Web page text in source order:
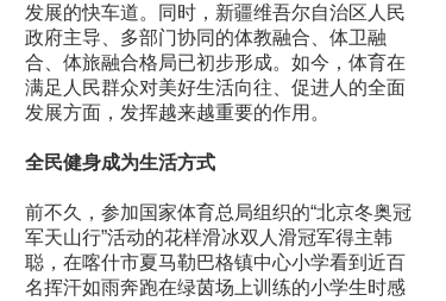
发展的快车道。同时，新疆维吾尔自治区人民
政府主导、多部门协同的体教融合、体卫融
合、体旅融合格局已初步形成。如今，体育在
满足人民群众对美好生活向往、促进人的全面
发展方面，发挥越来越重要的作用。
全民健身成为生活方式
前不久，参加国家体育总局组织的“北京冬奥冠
军天山行”活动的花样滑冰双人滑冠军得主韩
聪，在喀什市夏马勒巴格镇中心小学看到近百
名挥汗如雨奔跑在绿茵场上训练的小学生时感